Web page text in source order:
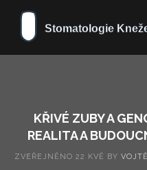
KŘIVÉ ZUBY A
REALITA A
ZVEŘEJNĚNO 22 KVĚ BY